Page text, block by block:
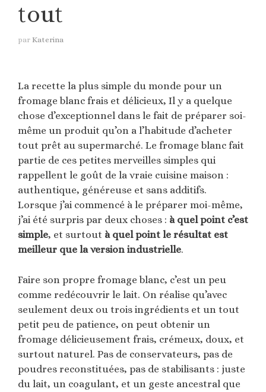
tout
par Katerina
La recette la plus simple du monde pour un
fromage blanc frais et délicieux, Il y a quelque
chose d’exceptionnel dans le fait de préparer soi-
même un produit qu’on a l’habitude d’acheter
tout prêt au supermarché. Le fromage blanc fait
partie de ces petites merveilles simples qui
rappellent le goût de la vraie cuisine maison :
authentique, généreuse et sans additifs.
Lorsque j’ai commencé à le préparer moi-même,
j’ai été surpris par deux choses : à quel point c’est
simple, et surtout à quel point le résultat est
meilleur que la version industrielle.
Faire son propre fromage blanc, c’est un peu
comme redécouvrir le lait. On réalise qu’avec
seulement deux ou trois ingrédients et un tout
petit peu de patience, on peut obtenir un
fromage délicieusement frais, crémeux, doux, et
surtout naturel. Pas de conservateurs, pas de
poudres reconstituées, pas de stabilisants : juste
du lait, un coagulant, et un geste ancestral que